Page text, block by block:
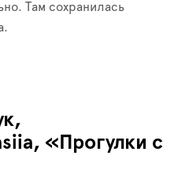
Там сохранилась
«Прогулки с